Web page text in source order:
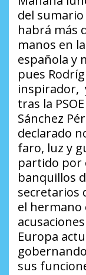
del
habrá más
manos en
española y
pues
inspirador,
tras la
Sánchez
declarado
faro, luz y
partido por
banquillos
secretarios
el hermano
Europa
sus